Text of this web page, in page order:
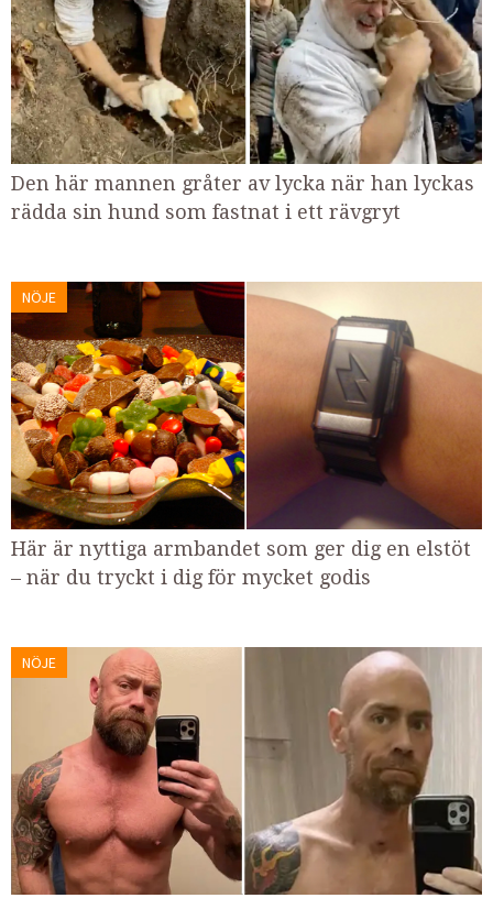
Den här mannen gråter av lycka när han lyckas
rädda sin hund som fastnat i ett rävgryt
NÖJE
Här är nyttiga armbandet som ger dig en elstöt
– när du tryckt i dig för mycket godis
NÖJE